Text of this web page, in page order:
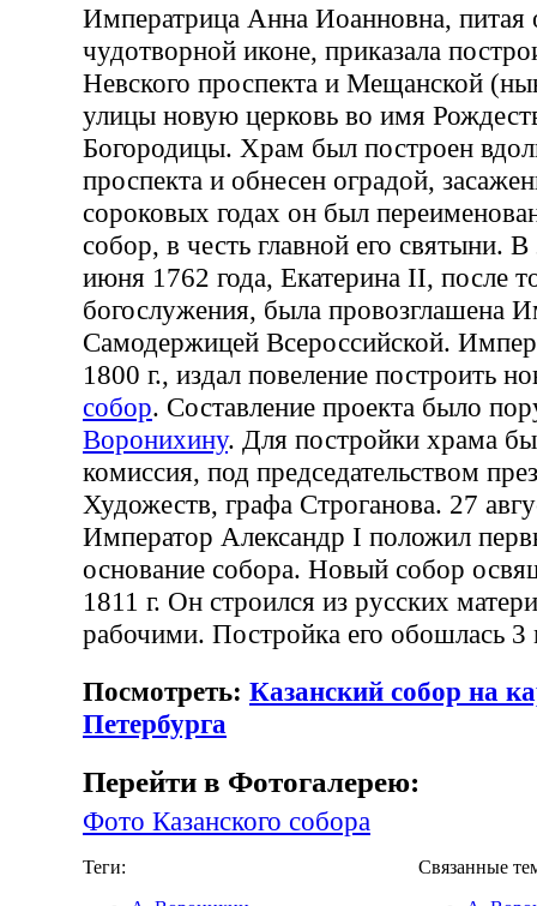
Императрица Анна Иоанновна, питая
чудотворной иконе, приказала
Невского проспекта и Мещанской
улицы новую церковь во имя
Богородицы. Храм был построен
проспекта и обнесен оградой,
сороковых годах он был
собор, в честь главной его святыни.
июня 1762 года, Екатерина II, после
богослужения, была провозглашена
Самодержицей Всероссийской.
1800 г., издал повеление построить
собор. Составление проекта было
Воронихину. Для постройки храма
комиссия, под председательством
Художеств, графа Строганова. 27
Император Александр I положил
основание собора. Новый собор
1811 г. Он строился из русских
рабочими. Постройка его обошлась 3
Посмотреть: Казанский собор на
Петербурга
Перейти в Фотогалерею:
Фото Казанского собора
Теги:
Связанные